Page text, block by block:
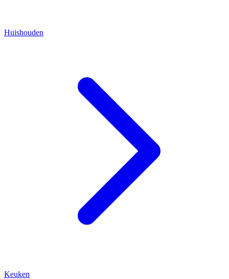
Huishouden
Keuken